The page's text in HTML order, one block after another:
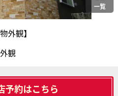
一覧
外観】
外観
予約はこちら